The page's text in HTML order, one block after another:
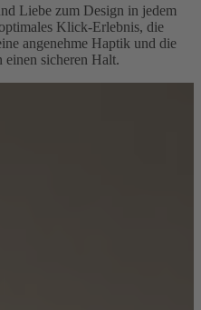
Liebe zum Design in jedem
Klick-Erlebnis, die
angenehme Haptik und die
sicheren Halt.